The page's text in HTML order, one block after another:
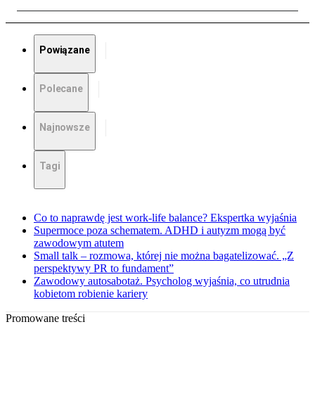
Powiązane
Polecane
Najnowsze
Tagi
Co to naprawdę jest work-life balance? Ekspertka wyjaśnia
Supermoce poza schematem. ADHD i autyzm mogą być
zawodowym atutem
Small talk – rozmowa, której nie można bagatelizować. „Z
perspektywy PR to fundament”
Zawodowy autosabotaż. Psycholog wyjaśnia, co utrudnia
kobietom robienie kariery
Promowane treści